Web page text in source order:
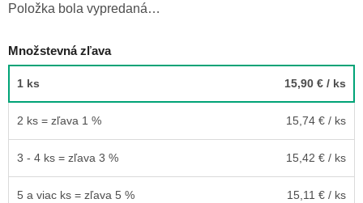
Položka bola vypredaná…
Množstevná zľava
1 ks 15,90 € / ks
2 ks = zľava 1 % 15,74 € / ks
3 - 4 ks = zľava 3 % 15,42 € / ks
5 a viac ks = zľava 5 % 15,11 € / ks